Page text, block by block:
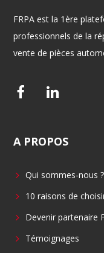
FRPA est la 1ère
professionnels de la
vente de pièces
F
e
o
o
L
k
d
i
A PROPOS
Qui sommes-nous ?
10 raisons de
Devenir partenaire
Témoignages